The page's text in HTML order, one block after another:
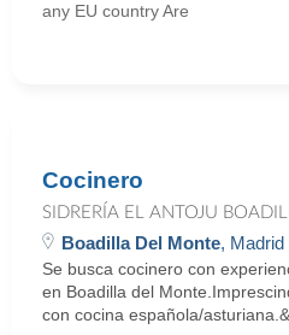
any EU country Are
Cocinero
SIDRERÍA EL ANTOJU
Boadilla Del Monte, Madrid
Se busca cocinero con
en Boadilla del
con cocina española/